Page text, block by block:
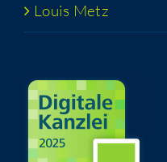
Lou­is Metz